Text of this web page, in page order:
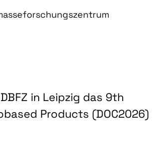
in Leipzig das 9th
Products (DOC2026)